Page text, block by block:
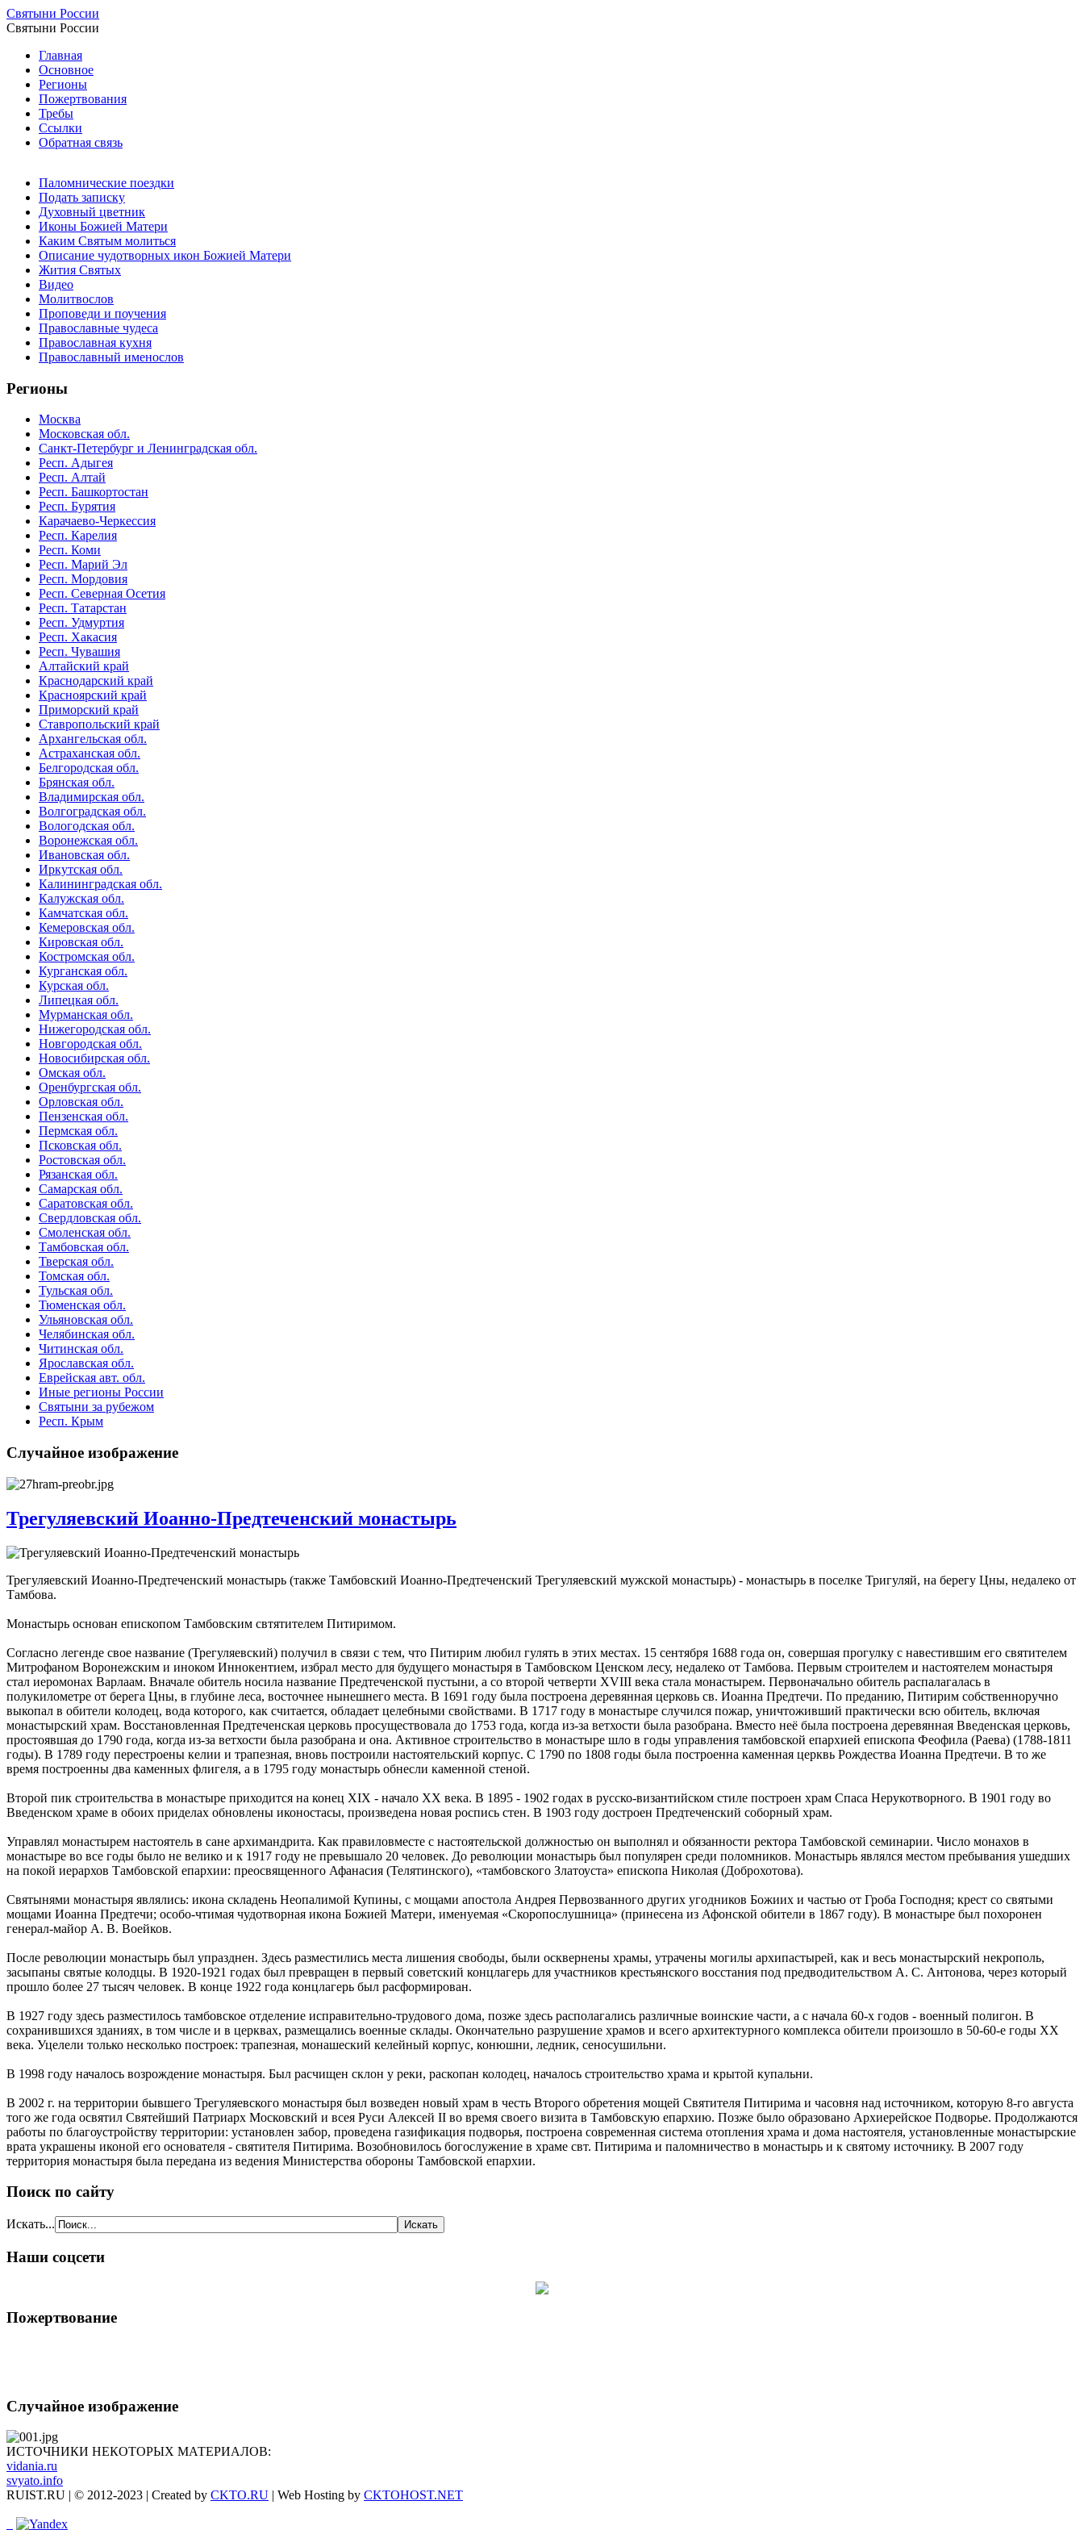
Святыни России
Святыни России
Главная
Основное
Регионы
Пожертвования
Требы
Ссылки
Обратная связь
Паломнические поездки
Подать записку
Духовный цветник
Иконы Божией Матери
Каким Святым молиться
Описание чудотворных икон Божией Матери
Жития Святых
Видео
Молитвослов
Проповеди и поучения
Православные чудеса
Православная кухня
Православный именослов
Регионы
Москва
Московская обл.
Санкт-Петербург и Ленинградская обл.
Респ. Адыгея
Респ. Алтай
Респ. Башкортостан
Респ. Бурятия
Карачаево-Черкессия
Респ. Карелия
Респ. Коми
Респ. Марий Эл
Респ. Мордовия
Респ. Северная Осетия
Респ. Татарстан
Респ. Удмуртия
Респ. Хакасия
Респ. Чувашия
Алтайский край
Краснодарский край
Красноярский край
Приморский край
Ставропольский край
Архангельская обл.
Астраханская обл.
Белгородская обл.
Брянская обл.
Владимирская обл.
Волгоградская обл.
Вологодская обл.
Воронежская обл.
Ивановская обл.
Иркутская обл.
Калининградская обл.
Калужская обл.
Камчатская обл.
Кемеровская обл.
Кировская обл.
Костромская обл.
Курганская обл.
Курская обл.
Липецкая обл.
Мурманская обл.
Нижегородская обл.
Новгородская обл.
Новосибирская обл.
Омская обл.
Оренбургская обл.
Орловская обл.
Пензенская обл.
Пермская обл.
Псковская обл.
Ростовская обл.
Рязанская обл.
Самарская обл.
Саратовская обл.
Свердловская обл.
Смоленская обл.
Тамбовская обл.
Тверская обл.
Томская обл.
Тульская обл.
Тюменская обл.
Ульяновская обл.
Челябинская обл.
Читинская обл.
Ярославская обл.
Еврейская авт. обл.
Иные регионы России
Святыни за рубежом
Респ. Крым
Случайное изображение
Трегуляевский Иоанно-Предтеченский монастырь
Трегуляевский Иоанно-Предтеченский монастырь (также Тамбовский Иоанно-Предтеченский Трегуляевский мужской монастырь) - монастырь в поселке Тригуляй, на берегу Цны, недалеко от
Тамбова.
Монастырь основан епископом Тамбовским свтятителем Питиримом.
Согласно легенде свое название (Трегуляевский) получил в связи с тем, что Питирим любил гулять в этих местах. 15 сентября 1688 года он, совершая прогулку с навестившим его святителем
Митрофаном Воронежским и иноком Иннокентием, избрал место для будущего монастыря в Тамбовском Ценском лесу, недалеко от Тамбова. Первым строителем и настоятелем монастыря
стал иеромонах Варлаам. Вначале обитель носила название Предтеченской пустыни, а со второй четверти XVIII века стала монастырем. Первоначально обитель распалагалась в
полукилометре от берега Цны, в глубине леса, восточнее нынешнего места. В 1691 году была построена деревянная церковь св. Иоанна Предтечи. По преданию, Питирим собственноручно
выкопал в обители колодец, вода которого, как считается, обладает целебными свойствами. В 1717 году в монастыре случился пожар, уничтоживший практически всю обитель, включая
монастырский храм. Восстановленная Предтеченская церковь просуществовала до 1753 года, когда из-за ветхости была разобрана. Вместо неё была построена деревянная Введенская церковь,
простоявшая до 1790 года, когда из-за ветхости была разобрана и она. Активное строительство в монастыре шло в годы управления тамбовской епархией епископа Феофила (Раева) (1788-1811
годы). В 1789 году перестроены келии и трапезная, вновь построили настоятельский корпус. С 1790 по 1808 годы была построенна каменная церквь Рождества Иоанна Предтечи. В то же
время построенны два каменных флигеля, а в 1795 году монастырь обнесли каменной стеной.
Второй пик строительства в монастыре приходится на конец XIX - начало XX века. В 1895 - 1902 годах в русско-византийском стиле построен храм Спаса Нерукотворного. В 1901 году во
Введенском храме в обоих приделах обновлены иконостасы, произведена новая роспись стен. В 1903 году достроен Предтеченский соборный храм.
Управлял монастырем настоятель в сане архимандрита. Как правиловместе с настоятельской должностью он выполнял и обязанности ректора Тамбовской семинарии. Число монахов в
монастыре во все годы было не велико и к 1917 году не превышало 20 человек. До революции монастырь был популярен среди поломников. Монастырь являлся местом пребывания ушедших
на покой иерархов Тамбовской епархии: преосвященного Афанасия (Телятинского), «тамбовского Златоуста» епископа Николая (Доброхотова).
Святынями монастыря являлись: икона складень Неопалимой Купины, с мощами апостола Андрея Первозванного других угодников Божиих и частью от Гроба Господня; крест со святыми
мощами Иоанна Предтечи; особо-чтимая чудотворная икона Божией Матери, именуемая «Скоропослушница» (принесена из Афонской обители в 1867 году). В монастыре был похоронен
генерал-майор А. В. Воейков.
После революции монастырь был упразднен. Здесь разместились места лишения свободы, были осквернены храмы, утрачены могилы архипастырей, как и весь монастырский некрополь,
засыпаны святые колодцы. В 1920-1921 годах был превращен в первый советский концлагерь для участников крестьянского восстания под предводительством А. С. Антонова, через который
прошло более 27 тысяч человек. В конце 1922 года концлагерь был расформирован.
В 1927 году здесь разместилось тамбовское отделение исправительно-трудового дома, позже здесь располагались различные воинские части, а с начала 60-х годов - военный полигон. В
сохранившихся зданиях, в том числе и в церквах, размещались военные склады. Окончательно разрушение храмов и всего архитектурного комплекса обители произошло в 50-60-е годы XX
века. Уцелели только несколько построек: трапезная, монашеский келейный корпус, конюшни, ледник, сеносушильни.
В 1998 году началось возрождение монастыря. Был расчищен склон у реки, раскопан колодец, началось строительство храма и крытой купальни.
В 2002 г. на территории бывшего Трегуляевского монастыря был возведен новый храм в честь Второго обретения мощей Святителя Питирима и часовня над источником, которую 8-го августа
того же года освятил Святейший Патриарх Московский и всея Руси Алексей II во время своего визита в Тамбовскую епархию. Позже было образовано Архиерейское Подворье. Продолжаются
работы по благоустройству территории: установлен забор, проведена газификация подворья, построена современная система отопления храма и дома настоятеля, установленные монастырские
врата украшены иконой его основателя - святителя Питирима. Возобновилось богослужение в храме свт. Питирима и паломничество в монастырь и к святому источнику. В 2007 году
территория монастыря была передана из ведения Министерства обороны Тамбовской епархии.
Поиск по сайту
Искать...
Наши соцсети
Пожертвование
Случайное изображение
ИСТОЧНИКИ НЕКОТОРЫХ МАТЕРИАЛОВ:
vidania.ru
svyato.info
RUIST.RU | © 2012-2023 | Created by CKTO.RU | Web Hosting by CKTOHOST.NET